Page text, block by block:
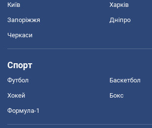
Київ Харків
Запоріжжя Дніпро
Черкаси
Спорт
Футбол Баскетбол
Хокей Бокс
Формула-1